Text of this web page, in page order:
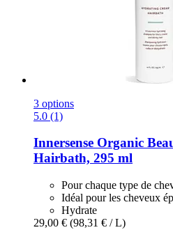
3 options
5.0 (1)
Innersense Organic
Hairbath, 295 ml
Pour chaque type de
Idéal pour les cheveux
Hydrate
29,00 € (98,31 € / L)